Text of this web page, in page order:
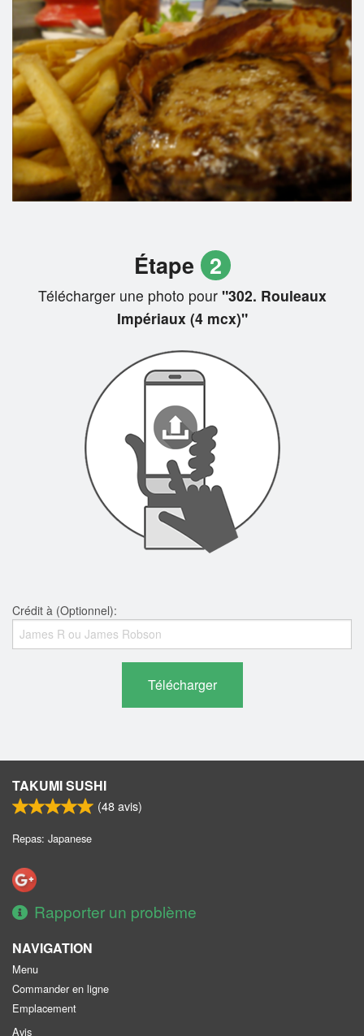
Étape 2
Télécharger une photo pour"302. Rouleaux
Impériaux (4 mcx)"
Crédit à (Optionnel):
Télécharger
TAKUMI SUSHI
(48avis)
Repas: Japanese
Rapporter un problème
NAVIGATION
Menu
Commander en ligne
Emplacement
Avis